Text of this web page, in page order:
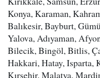
Konya, Karaman,
Balıkesir, Bayburt,
Yalova, Adıyaman,
Bilecik, Bingöl, Bitlis,
Hakkari, Hatay, Isparta,
Kırşehir, Malatya,